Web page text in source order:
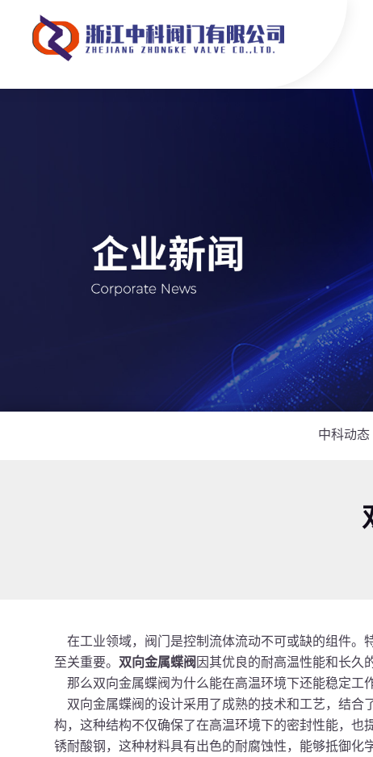
中科动态
在工业领域，阀门是控制流体流动不可或缺的组件。
至关重要。 双向金属蝶阀 因其优良的耐高温性能和长久
那么双向金属蝶阀 为什么能在高温环境下还能稳定工
双向金属蝶阀的设计采用了成熟的技术和工艺，结合
构，这种结构不仅确保了在高温环境下的密封性能，也
锈耐酸钢，这种材料具有出色的耐腐蚀性，能够抵御化